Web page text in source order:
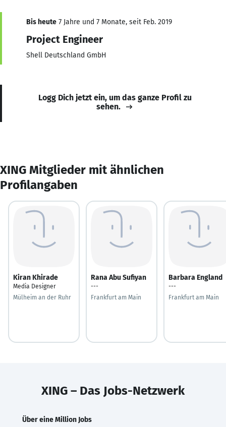
Bis heute 7 Jahre und 7 Monate, seit Feb. 2019
Project Engineer
Shell Deutschland GmbH
Logg Dich jetzt ein, um das ganze Profil zu
sehen.
XING Mitglieder mit ähnlichen
Profilangaben
Kiran Khirade
Media Designer
Mülheim an der Ruhr
Rana Abu Sufiyan
---
Frankfurt am Main
Barbara England
---
Frankfurt am Main
XING – Das Jobs-Netzwerk
Über eine Million Jobs